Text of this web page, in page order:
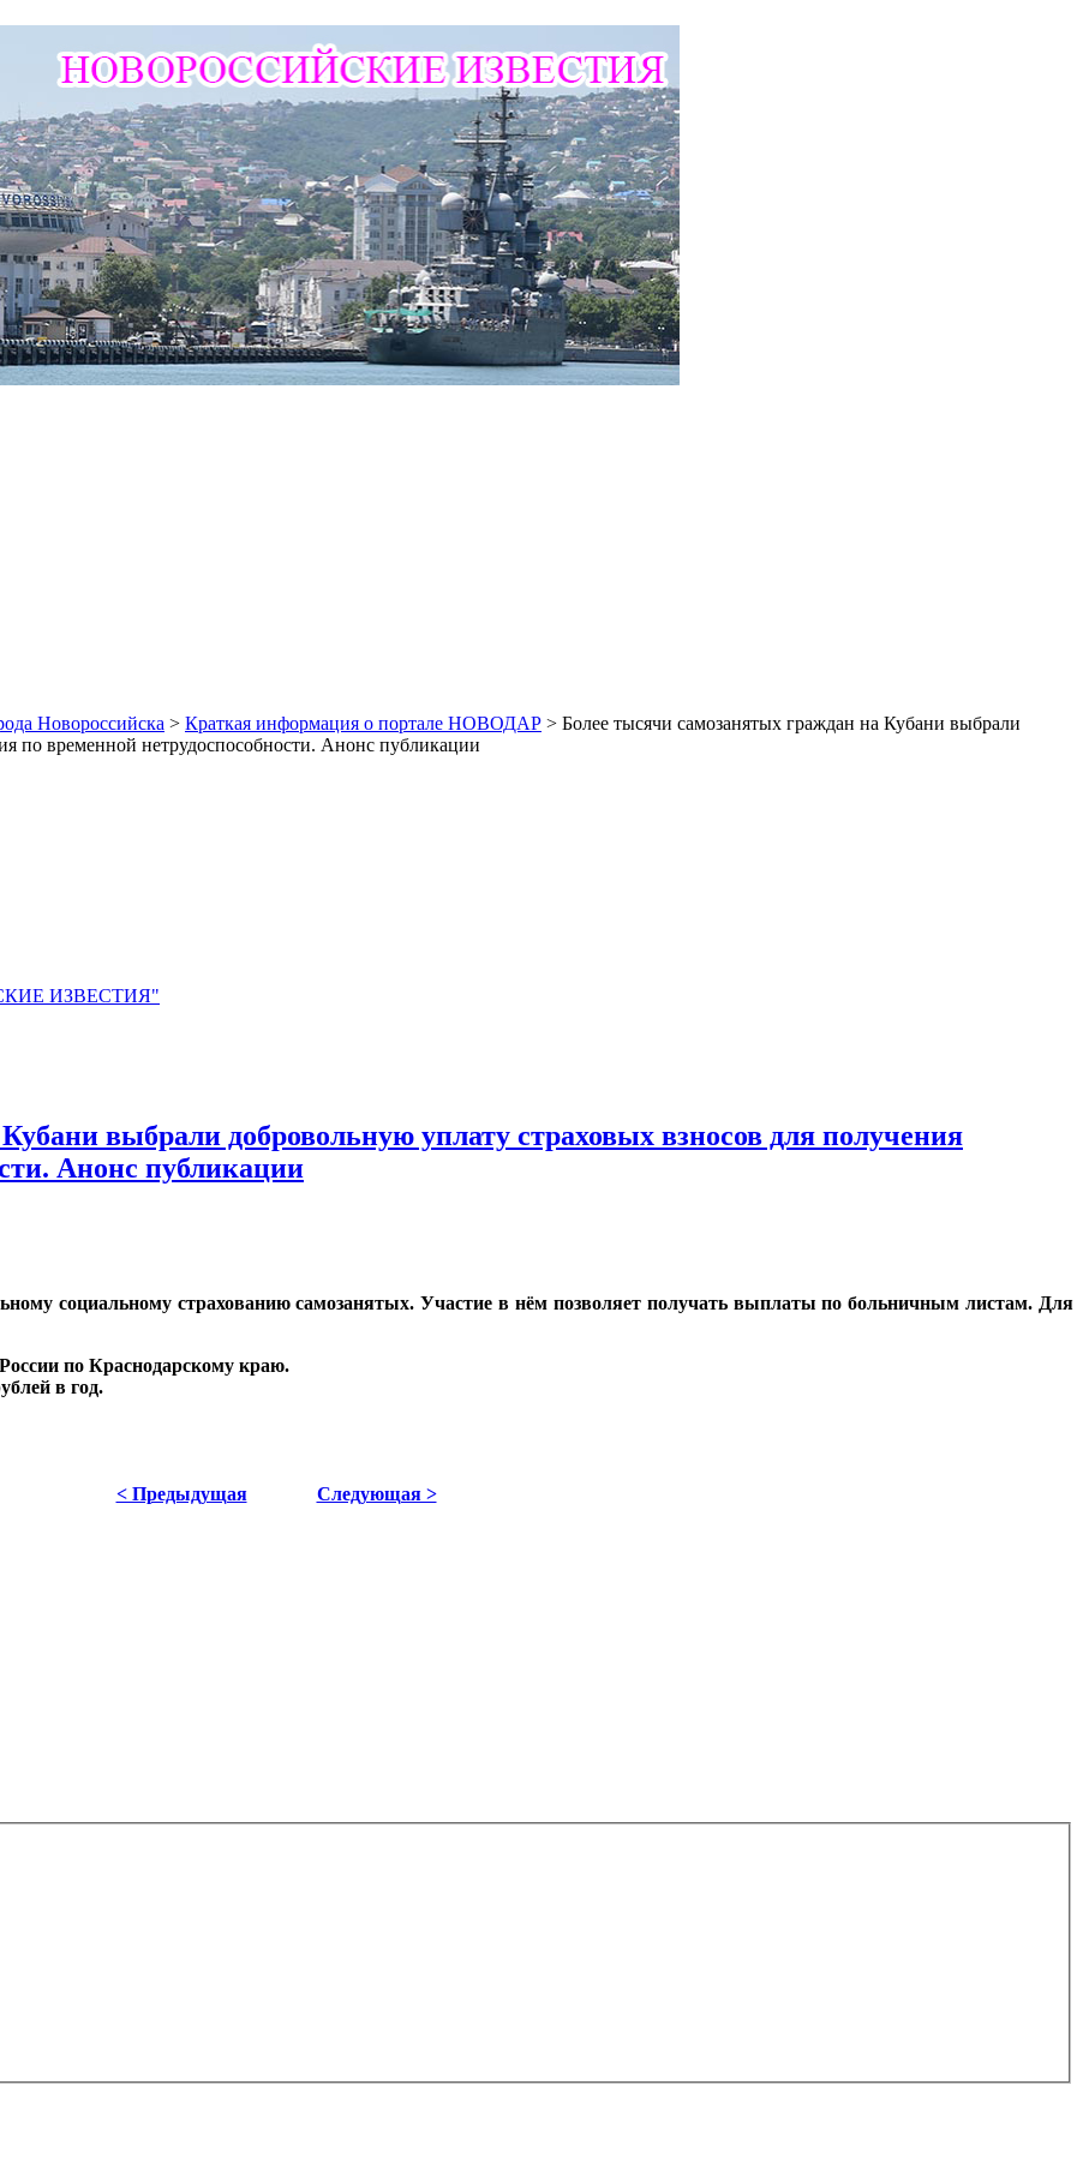
Новороссийска > Краткая информация о портале НОВОДАР > Более тысячи самозанятых граждан на Кубани выбрали
по временной нетрудоспособности. Анонс публикации
ИЗВЕСТИЯ"
выбрали добровольную уплату страховых взносов для получения
Анонс публикации
социальному страхованию самозанятых. Участие в нём позволяет получать выплаты по больничным листам. Для
по Краснодарскому краю.
в год.
< Предыдущая Следующая >